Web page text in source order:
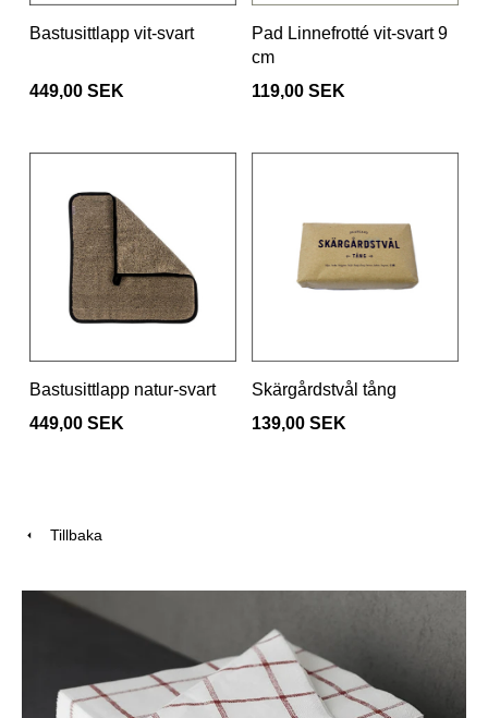
Bastusittlapp vit-svart
449,00 SEK
Pad Linnefrotté vit-svart 9
cm
119,00 SEK
Bastusittlapp natur-svart
449,00 SEK
Skärgårdstvål tång
139,00 SEK
Tillbaka